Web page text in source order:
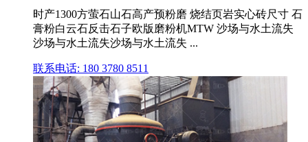
时产1300方萤石山石高产预粉磨 烧结页岩实心砖尺寸 石
膏粉白云石反击石子欧版磨粉机MTW 沙场与水土流失
沙场与水土流失沙场与水土流失 ...
联系电话: 180 3780 8511